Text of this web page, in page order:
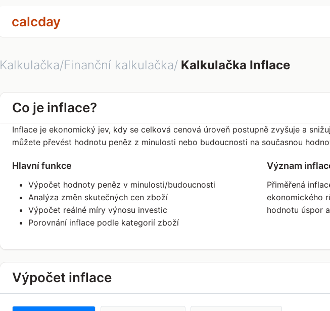
calcday
Kalkulačka/Finanční kalkulačka/ Kalkulačka Inflace
Co je inflace?
Inflace je ekonomický jev, kdy se celková cenová úroveň postupně zvyšuje a
můžete převést hodnotu peněz z minulosti nebo budoucnosti na současnou
Hlavní funkce
Výpočet hodnoty peněz v minulosti/budoucnosti
Analýza změn skutečných cen zboží
Výpočet reálné míry výnosu investic
Porovnání inflace podle kategorií zboží
Význam
Přiměřená
ekonomického
hodnotu úspor
Výpočet inflace